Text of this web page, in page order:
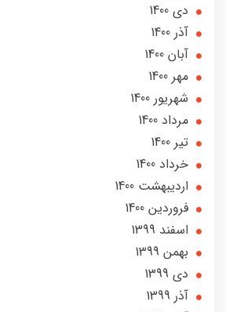
دی 1400
آذر 1400
آبان 1400
مهر 1400
شهریور 1400
مرداد 1400
تير 1400
خرداد 1400
ارديبهشت 1400
فروردین 1400
اسفند 1399
بهمن 1399
دی 1399
آذر 1399